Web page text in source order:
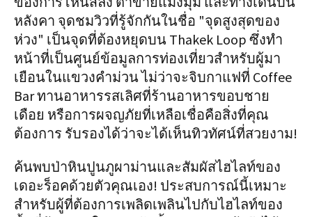
หลังคา จุดชมวิวที่รู้จักกันในชื่อ "จุดสูงสุดของ
ห่วง" เป็นจุดที่ต้องหยุดบน Thakek Loop ซึ่งทำ
หน้าที่เป็นศูนย์ข้อมูลการท่องเที่ยวสำหรับผู้มา
เยือนในแขวงคำม่วน ไม่ว่าจะจิบกาแฟที่ Coffee
Bar ทานอาหารรสเลิศที่ร้านอาหารขอบชาย
เดือย หรือการผจญภัยที่เหลือเชื่อคือสิ่งที่คุณ
ต้องการ รับรองได้ว่าจะได้เห็นทิวทัศน์ที่สวยงาม!
ค้นพบป่าหินปูนภูผาม่านและสัมผัสไฮไลท์ของ
เดอะร็อคด้วยตัวคุณเอง! ประสบการณ์นี้เหมาะ
สำหรับผู้ที่ต้องการเพลิดเพลินไปกับไฮไลท์ของ